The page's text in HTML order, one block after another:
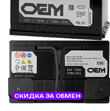
СКИДКА ЗА ОБМЕН